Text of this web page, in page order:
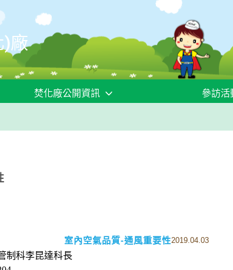
)廠
焚化廠公開資訊 參訪活
室內空氣品質-通風重要性2019.04.03
制科李昆達科長